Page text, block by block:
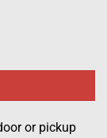
HiVis Orange
or pickup